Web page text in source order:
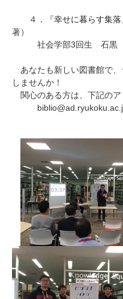
４． 『幸せに暮らす集落
著）
社会学部3 回生 石黒
あなたも新しい図書館で、
しませんか！
関心のある方は、下記のア